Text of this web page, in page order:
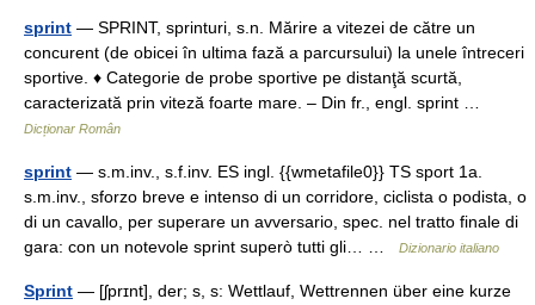
sprint — SPRINT, sprinturi, s.n. Mărire a vitezei de către un
concurent (de obicei în ultima fază a parcursului) la unele întreceri
sportive. ♦ Categorie de probe sportive pe distanţă scurtă,
caracterizată prin viteză foarte mare. – Din fr., engl. sprint …
Dicționar Român
sprint — s.m.inv., s.f.inv. ES ingl. {{wmetafile0}} TS sport 1a.
s.m.inv., sforzo breve e intenso di un corridore, ciclista o podista, o
di un cavallo, per superare un avversario, spec. nel tratto finale di
gara: con un notevole sprint superò tutti gli… …
Dizionario italiano
Sprint — [ʃprɪnt], der; s, s: Wettlauf, Wettrennen über eine kurze